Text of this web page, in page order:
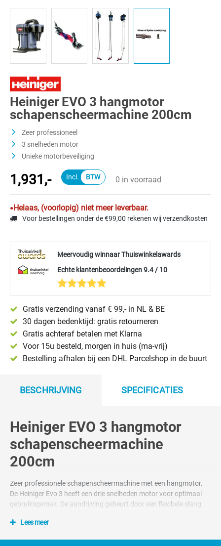
Heiniger EVO 3 hangmotor
schapenscheermachine 200cm
Zeer professioneel
3 snelheden motor
Unieke motorbeveiliging
1,931,- 0 in voorraad
Helaas, (voorlopig) niet meer leverbaar.
Voor bestellingen onder de €99,00 rekenen wij verzendkosten
Meervoudig winnaar Thuiswinkelawards
Echte klantenbeoordelingen 9.4 / 10
Gratis verzending vanaf € 99,- in NL & BE
30 dagen bedenktijd: gratis retourneren
Gratis achteraf betalen met Klarna
Voor 15u besteld, morgen in huis (ma-vrij)
Bestelling afhalen bij een DHL Parcelshop in de buurt
BESCHRIJVING SPECIFICATIES
Heiniger EVO 3 hangmotor
schapenscheermachine
200cm
Zeer professionele schapenscheermachine met een hangmotor.
De Heiniger Evo 3 heeft een drie snelheden motor voor optimaal
gebruiksgemak. De aandrijving gebeurt door een flexibele slang
met wormaandrijving inclusief 1 stel messen. De Heiniger EVO 3 is
Lees meer